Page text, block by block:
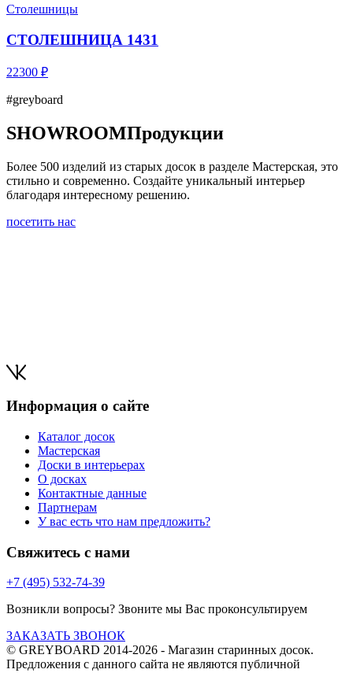
Столешницы
СТОЛЕШНИЦА 1431
22300 ₽
#greyboard
SHOWROOMПродукции
Более 500 изделий из старых досок в разделе Мастерская, это
стильно и современно. Создайте уникальный интерьер
благодаря интересному решению.
посетить нас
Информация о сайте
Каталог досок
Мастерская
Доски в интерьерах
О досках
Контактные данные
Партнерам
У вас есть что нам предложить?
Свяжитесь с нами
+7 (495) 532-74-39
Возникли вопросы? Звоните мы Вас проконсультируем
ЗАКАЗАТЬ ЗВОНОК
© GREYBOARD 2014-2026 - Магазин старинных досок.
Предложения с данного сайта не являются публичной